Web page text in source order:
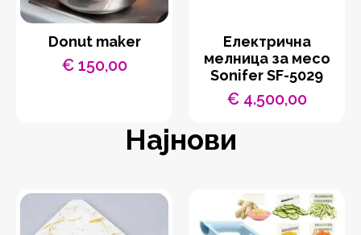
Donut maker
€150,00
Eлектрична
мелница за месо
Sonifer SF-5029
€4.500,00
Најнови